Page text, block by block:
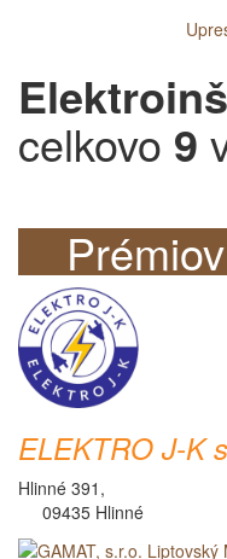
celkovo 9
ELEKTRO J-K
Hlinné 391,
09435 Hlinné